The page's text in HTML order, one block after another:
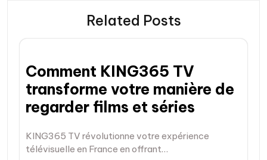
Related Posts
Comment KING365 TV
transforme votre manière de
regarder films et séries
KING365 TV révolutionne votre expérience
télévisuelle en France en offrant…